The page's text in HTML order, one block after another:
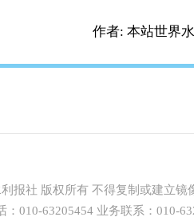
作者: 本站世界
报社 版权所有 不得复制或建立镜
：010-63205454 业务联系：010-